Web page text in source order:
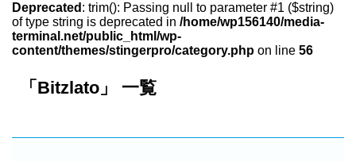
Deprecated : trim(): Passing null to parameter #1 ($string)
of type string is deprecated in /home/wp156140/media-
terminal.net/public_html/wp-
content/themes/stingerpro/category.php on line 56
「Bitzlato」 一覧